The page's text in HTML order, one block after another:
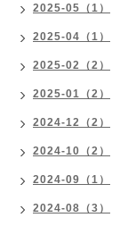
2025-05（1）
2025-04（1）
2025-02（2）
2025-01（2）
2024-12（2）
2024-10（2）
2024-09（1）
2024-08（3）